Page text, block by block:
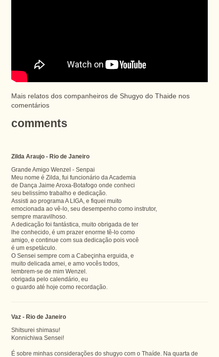
Mais relatos dos companheiros de Shugyodo Thaide nos
comentários
comments
Zilda Araujo - Rio de Janeiro
Grande Amigo Wenzel - Senpai
Meu nome é Zilda, fui funcionário da Academia
de Dança Jaime Aroxa-Botafogo onde conheci
seu belissímo trabalho e dedicação.
Assisti ao programa A LIGA, e fiquei muito
emocionada ao vê-lo, seu desempenho como instrutor,
sempre maravilhoso.
A dedicação foi fantástica, muito obrigada de ter
lhe conhecido, é um prazer enorme tê-lo como
amigo, e continue com sua dedicação pois você
é um espetáculo.
O Sensei sempre com a Cabeçinha erguida, e
muito delicada amei, e amo vocês todos,
lembrem-se de mim Wenzel.
obrigada pelo calendário, eu
o guardo até hoje como recordação.
Vaz - Rio de Janeiro
Shitsurei shimasu!
Konnichiwa Sensei!
É sobre minhas considerações do shugyo com o Thaíde. Na quarta de